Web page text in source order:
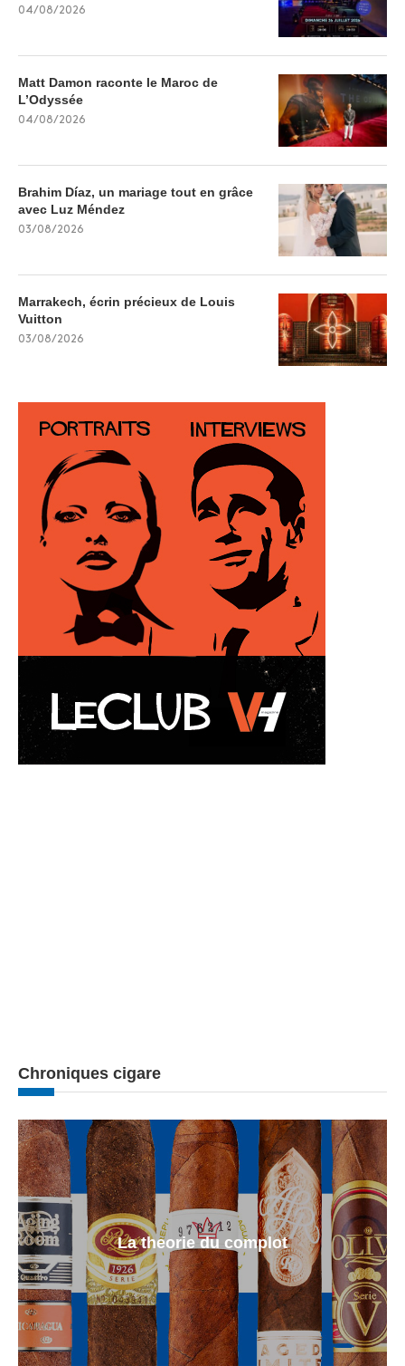
04/08/2026
Matt Damon raconte le Maroc de
L’Odyssée
04/08/2026
Brahim Díaz, un mariage tout en grâce
avec Luz Méndez
03/08/2026
Marrakech, écrin précieux de Louis
Vuitton
03/08/2026
Chroniques cigare
La theorie du complot